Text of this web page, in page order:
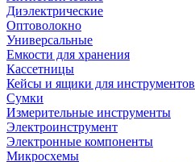
Диэлектрические
Оптоволокно
Универсальные
Емкости для хранения
Кассетницы
Кейсы и ящики для инструментов
Сумки
Измерительные инструменты
Электроинструмент
Электронные компоненты
Микросхемы